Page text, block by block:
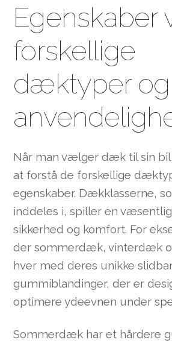
Egenskaber
forskellige
dæktyper
Når man vælger dæk til sin
at forstå de forskellige
egenskaber. Dækklasserne,
inddeles i, spiller en
sikkerhed og komfort. For
der sommerdæk, vinterdæk
hver med deres unikke
gummiblandinger, der er
optimere ydeevnen under
Sommerdæk har et hårdere